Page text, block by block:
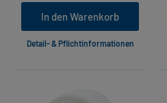
In den Warenkorb
Detail- & Pflichtinformationen